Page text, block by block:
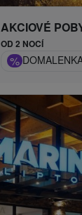
AKCIOVÉ
OD 2 NOCÍ
%